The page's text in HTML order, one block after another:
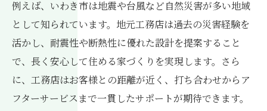
り
工務店ならではの細やかな提案と現実的設
計
注文住宅で叶える理想×現実のバランス術
工務店の柔軟性が家計にもやさしい理由
例えば、いわき市は地震や台風など自然災害が多い地域
として知られています。地元工務店は過去の災害経験を
活かし、耐震性や断熱性に優れた設計を提案すること
で、長く安心して住める家づくりを実現します。さら
に、工務店はお客様との距離が近く、打ち合わせからア
フターサービスまで一貫したサポートが期待できます。